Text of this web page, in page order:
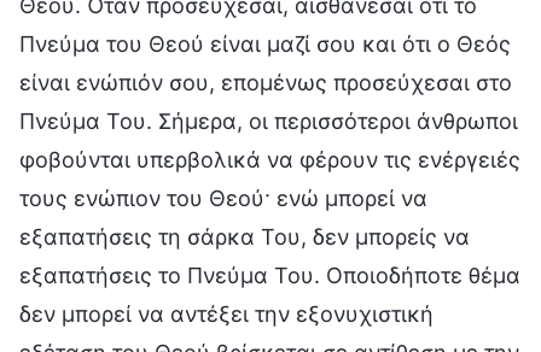
Πνεύμα του Θεού είναι μαζί σου και ότι ο Θεός
είναι ενώπιόν σου, επομένως προσεύχεσαι στο
Πνεύμα Του. Σήμερα, οι περισσότεροι άνθρωποι
φοβούνται υπερβολικά να φέρουν τις ενέργειές
τους ενώπιον του Θεού· ενώ μπορεί να
εξαπατήσεις τη σάρκα Του, δεν μπορείς να
εξαπατήσεις το Πνεύμα Του. Οποιοδήποτε θέμα
δεν μπορεί να αντέξει την εξονυχιστική